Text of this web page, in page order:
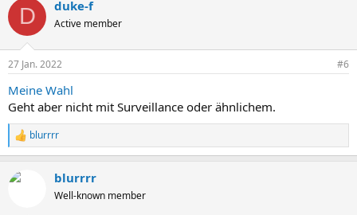
D duke-f
Active member
27 Jan. 2022 #6
Meine Wahl
Geht aber nicht mit Surveillance oder ähnlichem.
R
e
k
blurrrr
blurrrr
Well-known member